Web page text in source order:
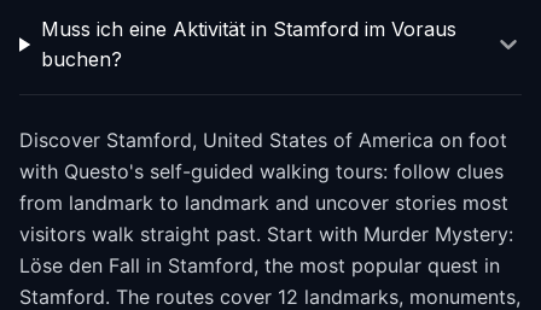
Muss ich eine Aktivität in Stamford im Voraus
buchen?
Discover Stamford, United States of America on foot
with Questo's self-guided walking tours: follow clues
from landmark to landmark and uncover stories most
visitors walk straight past. Start with Murder Mystery:
Löse den Fall in Stamford, the most popular quest in
Stamford. The routes cover 12 landmarks, monuments,